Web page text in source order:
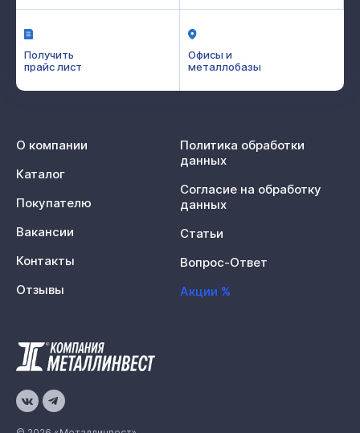
Получить
прайс лист
Офисы и
металлобазы
О компании
Каталог
Покупателю
Вакансии
Контакты
Отзывы
Политика обработки
данных
Согласие на обработку
данных
Статьи
Вопрос-Ответ
Акции %